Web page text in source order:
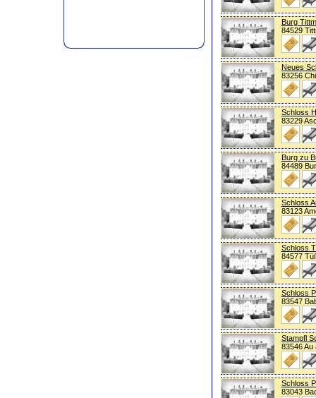
Burg
84529
Neues
83256
Schloss
83229
Burg zu
84489
Schloss
83123
Schloss
84577
Schloss
83547
Stampfl
83546 Au
Schloss
83043